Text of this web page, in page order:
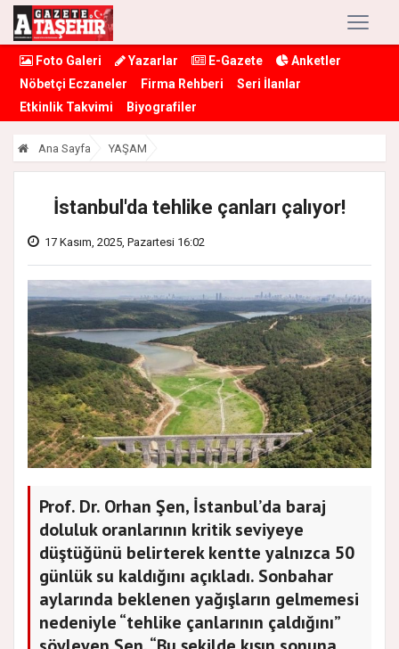
Foto Galeri Yazarlar E-Gazete
Anketler
Nöbetçi Eczaneler
Firma Rehberi
Seri İlanlar
Etkinlik Takvimi
Biyografiler
Ana Sayfa YAŞAM
İstanbul'da tehlike çanları çalıyor!
17 Kasım, 2025, Pazartesi 16:02
Prof. Dr. Orhan Şen, İstanbul’da baraj
doluluk oranlarının kritik seviyeye
düştüğünü belirterek kentte yalnızca 50
günlük su kaldığını açıkladı. Sonbahar
aylarında beklenen yağışların gelmemesi
nedeniyle “tehlike çanlarının çaldığını”